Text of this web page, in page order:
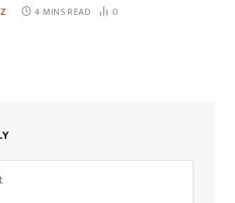
4 MINS READ 0